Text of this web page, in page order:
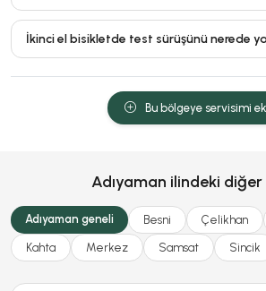
İkinci el bisikletde test sürüşünü nerede
Bu bölgeye servisimi
Adıyaman ilindeki
Adıyaman geneli Besni Çelikhan
Kahta Merkez Samsat Sincik